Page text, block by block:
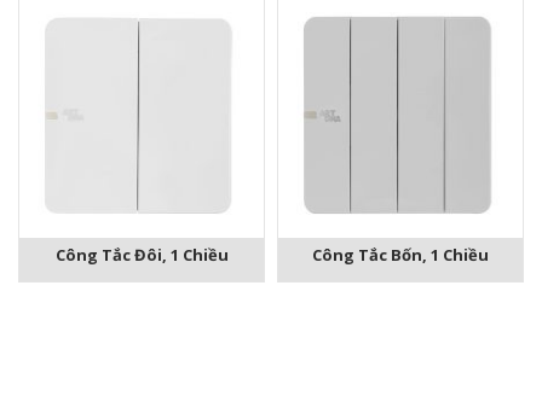
Công Tắc Đôi, 1 Chiều Công Tắc Bốn, 1 Chiều